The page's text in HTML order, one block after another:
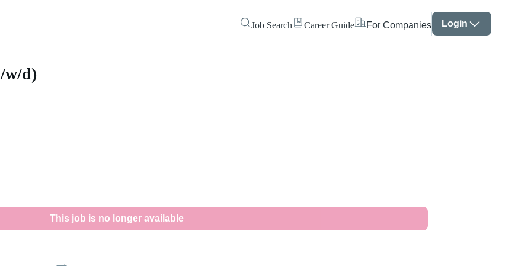
Job Search Career Guide For Companies Login
w/d)
This job is no longer available